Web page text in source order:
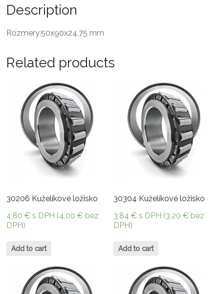
Description
Rozmery:50x90x24,75 mm
Related products
30206 Kuželíkové ložisko
4,80€ s DPH (4,00€ bez
DPH)
Add to cart
30304 Kuželíkové ložisko
3,84€ s DPH (3,20€ bez
DPH)
Add to cart